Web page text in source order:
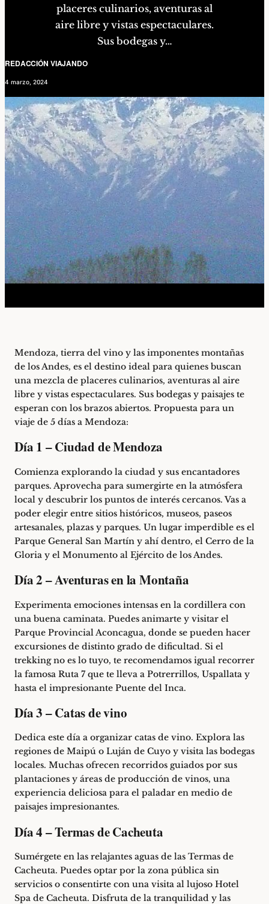
placeres culinarios, aventuras al
aire libre y vistas espectaculares.
Sus bodegas y…
REDACCIÓN VIAJANDO
4 marzo, 2024
Mendoza, tierra del vino y las imponentes montañas
de los Andes, es el destino ideal para quienes buscan
una mezcla de placeres culinarios, aventuras al aire
libre y vistas espectaculares. Sus bodegas y paisajes te
esperan con los brazos abiertos. Propuesta para un
viaje de 5 días a Mendoza:
Día 1 – Ciudad de Mendoza
Comienza explorando la ciudad y sus encantadores
parques. Aprovecha para sumergirte en la atmósfera
local y descubrir los puntos de interés cercanos. Vas a
poder elegir entre sitios históricos, museos, paseos
artesanales, plazas y parques. Un lugar imperdible es el
Parque General San Martín y ahí dentro, el Cerro de la
Gloria y el Monumento al Ejército de los Andes.
Día 2 – Aventuras en la Montaña
Experimenta emociones intensas en la cordillera con
una buena caminata. Puedes animarte y visitar el
Parque Provincial Aconcagua, donde se pueden hacer
excursiones de distinto grado de dificultad. Si el
trekking no es lo tuyo, te recomendamos igual recorrer
la famosa Ruta 7 que te lleva a Potrerrillos, Uspallata y
hasta el impresionante Puente del Inca.
Día 3 – Catas de vino
Dedica este día a organizar catas de vino. Explora las
regiones de Maipú o Luján de Cuyo y visita las bodegas
locales. Muchas ofrecen recorridos guiados por sus
plantaciones y áreas de producción de vinos, una
experiencia deliciosa para el paladar en medio de
paisajes impresionantes.
Día 4 – Termas de Cacheuta
Sumérgete en las relajantes aguas de las Termas de
Cacheuta. Puedes optar por la zona pública sin
servicios o consentirte con una visita al lujoso Hotel
Spa de Cacheuta. Disfruta de la tranquilidad y las